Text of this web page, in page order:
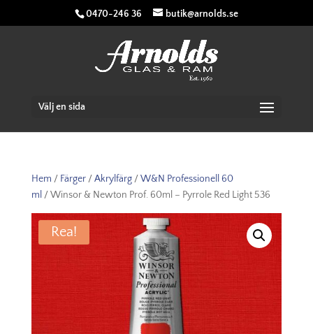
0470-246 36 butik@arnolds.se
Välj en sida
Hem / Färger/Akrylfärg/W&N Professionell 60
ml / Winsor & Newton Prof. 60ml – Pyrrole Red Light 536
Rea!